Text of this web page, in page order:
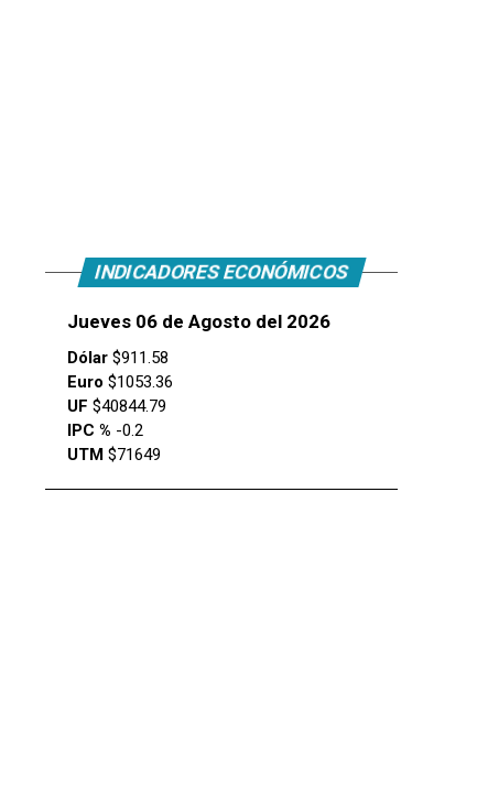
INDICADORES ECONÓMICOS
Jueves 06 de Agosto del 2026
Dólar $911.58
Euro $1053.36
UF $40844.79
IPC % -0.2
UTM $71649